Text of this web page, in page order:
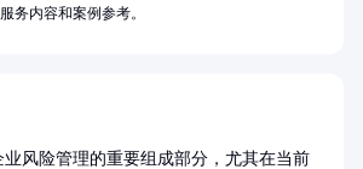
业风险管理的重要组成部分，尤其在当前
务内容和案例参考。